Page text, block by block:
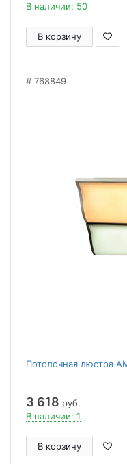
В наличии: 50
В корзину
768849
Потолочная люстра
3 618 руб.
В наличии: 1
В корзину